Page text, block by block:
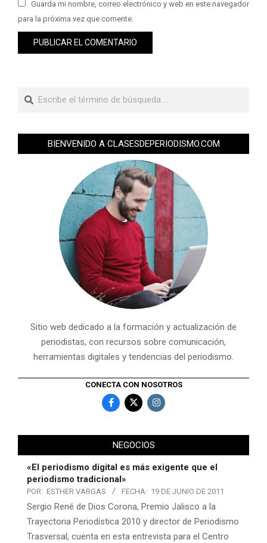
Guarda mi nombre, correo electrónico y web en este navegador
para la próxima vez que comente.
BIENVENIDO A CLASESDEPERIODISMO.COM
Sitio web dedicado a la formación y actualización de
periodistas, con recursos sobre comunicación,
herramientas digitales y tendencias del periodismo.
CONECTA CON NOSOTROS
NEGOCIOS
«El periodismo digital es más exigente que el
periodismo tradicional»
POR: ESTHER VARGAS FECHA: 19 DE JUNIO DE 2011
Sergio René de Dios Corona, Premio Jalisco a la
Trayectoria Periodística 2010 y director de Periodismo
Trasversal, cuenta en esta entrevista para el Centro